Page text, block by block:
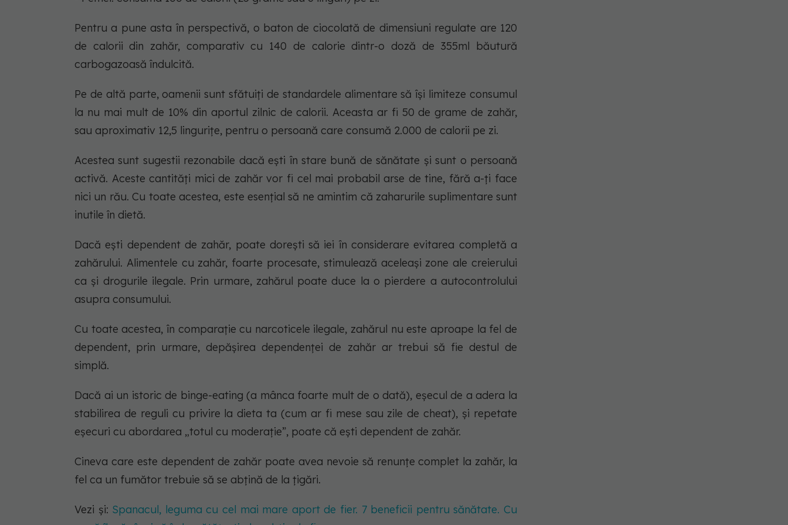
Pentru a pune asta în perspectivă, o baton de ciocolată de dimensiuni regulate are 120
de calorii din zahăr, comparativ cu 140 de calorie dintr-o doză de 355ml băutură
carbogazoasă îndulcită.
Pe de altă parte, oamenii sunt sfătuiți de standardele alimentare să își limiteze consumul
la nu mai mult de 10% din aportul zilnic de calorii. Aceasta ar fi 50 de grame de zahăr,
sau aproximativ 12,5 lingurițe, pentru o persoană care consumă 2.000 de calorii pe zi.
Acestea sunt sugestii rezonabile dacă ești în stare bună de sănătate și sunt o persoană
activă. Aceste cantități mici de zahăr vor fi cel mai probabil arse de tine, fără a-ți face
nici un rău. Cu toate acestea, este esențial să ne amintim că zaharurile suplimentare sunt
inutile în dietă.
Dacă ești dependent de zahăr, poate dorești să iei în considerare evitarea completă a
zahărului. Alimentele cu zahăr, foarte procesate, stimulează aceleaşi zone ale creierului
ca şi drogurile ilegale. Prin urmare, zahărul poate duce la o pierdere a autocontrolului
asupra consumului.
Cu toate acestea, în comparație cu narcoticele ilegale, zahărul nu este aproape la fel de
dependent, prin urmare, depășirea dependenței de zahăr ar trebui să fie destul de
simplă.
Dacă ai un istoric de binge-eating (a mânca foarte mult de o dată), eșecul de a adera la
stabilirea de reguli cu privire la dieta ta (cum ar fi mese sau zile de cheat), și repetate
eşecuri cu abordarea „totul cu moderație”, poate că ești dependent de zahăr.
Cineva care este dependent de zahăr poate avea nevoie să renunțe complet la zahăr, la
fel ca un fumător trebuie să se abțină de la țigări.
Vezi și: Spanacul, leguma cu cel mai mare aport de fier. 7 beneficii pentru sănătate. Cu